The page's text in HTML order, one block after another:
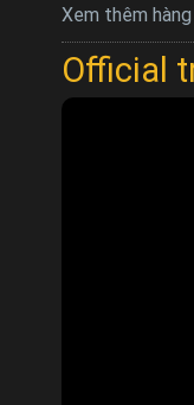
Xem thêm
Official